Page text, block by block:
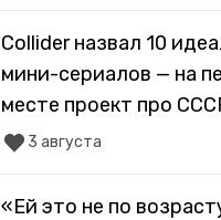
Collider назвал 10
мини-сериалов — на
месте проект про
3 августа
«Ей это не по